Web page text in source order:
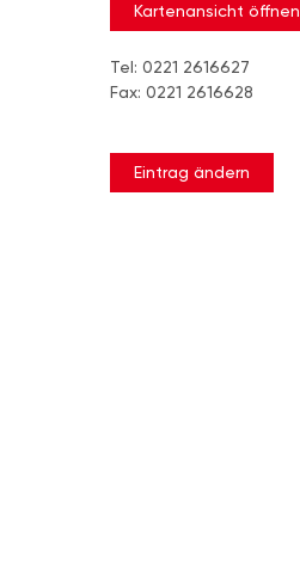
Kartenansicht öffnen
Tel: 0221 2616627
Fax: 0221 2616628
Eintrag ändern